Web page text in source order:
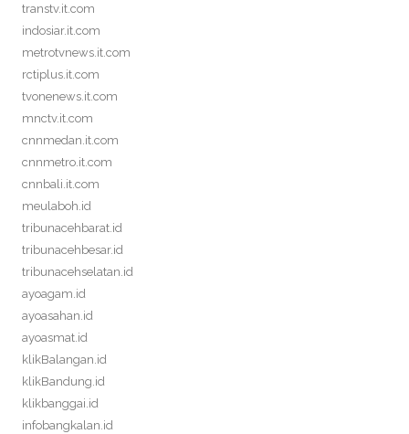
transtv.it.com
indosiar.it.com
metrotvnews.it.com
rctiplus.it.com
tvonenews.it.com
mnctv.it.com
cnnmedan.it.com
cnnmetro.it.com
cnnbali.it.com
meulaboh.id
tribunacehbarat.id
tribunacehbesar.id
tribunacehselatan.id
ayoagam.id
ayoasahan.id
ayoasmat.id
klikBalangan.id
klikBandung.id
klikbanggai.id
infobangkalan.id